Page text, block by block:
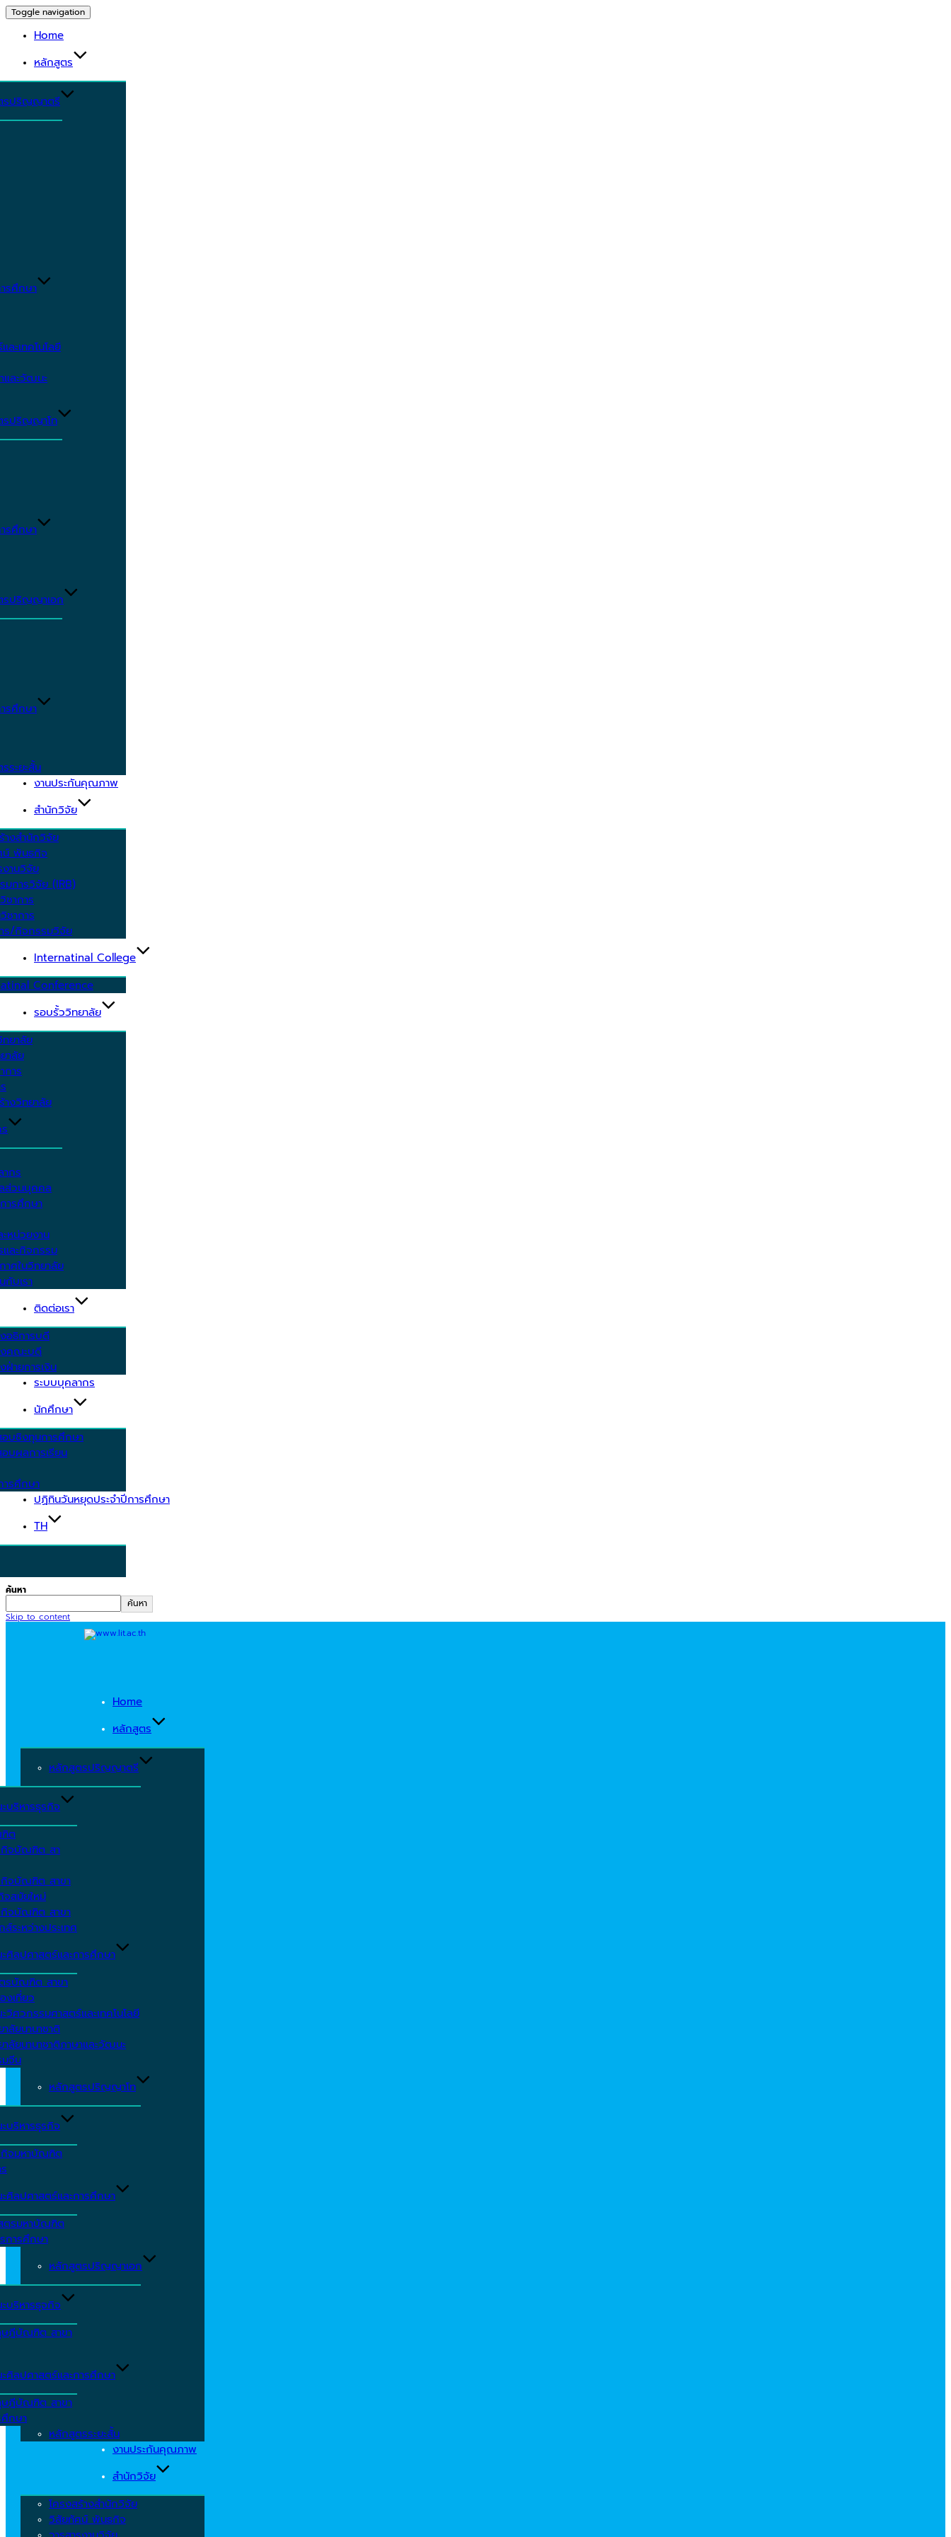
Toggle navigation
Home
หลักสูตร
รปริญญาตรี
รศึกษา
ะเทคโนโลยี
และวัฒนะ
รปริญญาโท
รศึกษา
รปริญญาเอก
รศึกษา
ระยะสั้น
งานประกันคุณภาพ
สำนักวิจัย
างสำนักวิจัย
น์ พันธกิจ
งานวิจัย
มการวิจัย (IRB)
ชาการ
ชาการ
ร/กิจกรรมวิจัย
Internatinal College
Conference
รอบรั้ววิทยาลัย
ทยาลัย
าลัย
การ
างวิทยาลัย
กร
ส่วนบุคคล
ารศึกษา
หน่วยงาน
และกิจกรรม
าศในวิทยาลัย
กับเรา
ติดต่อเรา
อธิการบดี
คณะบดี
ฝ่ายการเงิน
ระบบบุคลากร
นักศึกษา
บชิงทุนการศึกษา
บผลการเรียน
รศึกษา
ปฏิทินวันหยุดประจำปีการศึกษา
TH
ค้นหา
ค้นหา
Skip to content
Home
หลักสูตร
หลักสูตรปริญญาตรี
บริหารธุรกิจ
ต
กิจบัณฑิต สา
จบัณฑิต สาขา
จสมัยใหม่
จบัณฑิต สาขา
ระหว่างประเทศ
ศิลปศาสตร์และการศึกษา
รบัณฑิต สาขา
งเที่ยว
วิศวกรรมศาสตร์และเทคโนโลยี
ลัยนานาชาติ
ลัยนานาชาติภาษาและวัฒนะ
มจีน
หลักสูตรปริญญาโท
บริหารธุรกิจ
กิจมหาบัณฑิต
ศิลปศาสตร์และการศึกษา
ตรมหาบัณฑิต
การศึกษา
หลักสูตรปริญญาเอก
บริหารธุจกิจ
ฎีบัณฑิต สาขา
ศิลปศาสตร์และการศึกษา
ฎีบัณฑิต สาขา
ศึกษา
หลักสูตรระยะสั้น
งานประกันคุณภาพ
สำนักวิจัย
โครงสร้างสำนักวิจัย
วิสัยทัศน์ พันธกิจ